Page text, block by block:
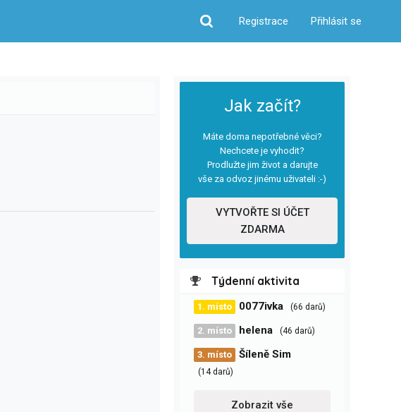
Hledat
Registrace Přihlásit se
Jak začít?
Máte doma nepotřebné věci?
Nechcete je vyhodit?
Prodlužte jim život a darujte
vše za odvoz jinému uživateli :-)
VYTVOŘTE SI ÚČET
ZDARMA
Týdenní aktivita
1. místo 0077ivka (66 darů)
2. místo helena (46 darů)
3. místo Šíleně Sim
(14 darů)
Zobrazit vše